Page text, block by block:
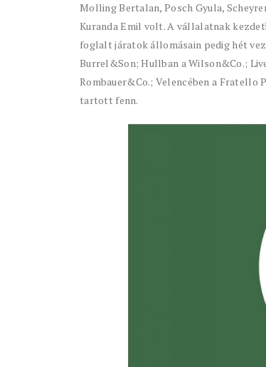
Molling Bertalan, Posch Gyula,
Kuranda Emil volt. A vállalatnak
foglalt járatok állomásain pedig hét
Burrel&Son; Hullban a Wilson&Co.;
Rombauer&Co.; Velencében a Fratello
tartott fenn.